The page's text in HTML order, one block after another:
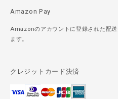
Amazon Pay
Amazonのアカウントに登録された配
ます。
クレジットカード決済